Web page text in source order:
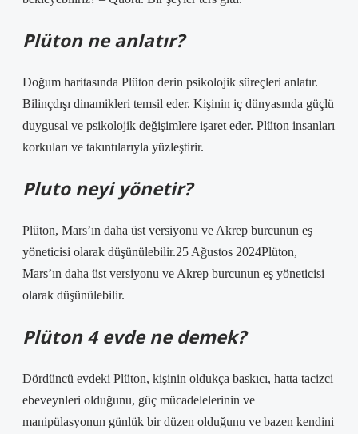
Plüton ne anlatır?
Doğum haritasında Plüton derin psikolojik süreçleri anlatır.
Bilinçdışı dinamikleri temsil eder. Kişinin iç dünyasında güçlü
duygusal ve psikolojik değişimlere işaret eder. Plüton insanları
korkuları ve takıntılarıyla yüzleştirir.
Pluto neyi yönetir?
Plüton, Mars’ın daha üst versiyonu ve Akrep burcunun eş
yöneticisi olarak düşünülebilir.25 Ağustos 2024Plüton,
Mars’ın daha üst versiyonu ve Akrep burcunun eş yöneticisi
olarak düşünülebilir.
Plüton 4 evde ne demek?
Dördüncü evdeki Plüton, kişinin oldukça baskıcı, hatta tacizci
ebeveynleri olduğunu, güç mücadelelerinin ve
manipülasyonun günlük bir düzen olduğunu ve bazen kendini